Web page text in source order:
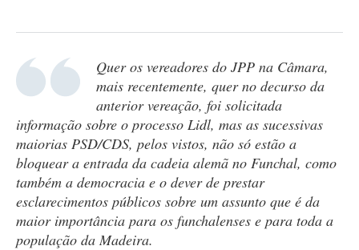
Quer os vereadores do JPP na Câmara,
mais recentemente, quer no decurso da
anterior vereação, foi solicitada
informação sobre o processo Lidl, mas as sucessivas
maiorias PSD/CDS, pelos vistos, não só estão a
bloquear a entrada da cadeia alemã no Funchal, como
também a democracia e o dever de prestar
esclarecimentos públicos sobre um assunto que é da
maior importância para os funchalenses e para toda a
população da Madeira.